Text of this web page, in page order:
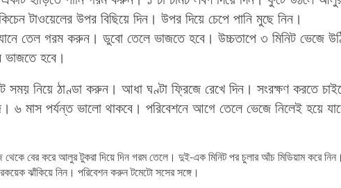
টাওয়েলের উপর বিছিয়ে দিন। উপর দিয়ে চেপে পানি মুছে নিন।
তেল গরম করুন। ডুবো তেলে ভাজতে হবে। উচ্চতাপে ৩ মিনিট ভেজে
হবে।
সময় নিয়ে ঠাণ্ডা করুন। আধা ঘণ্টা ফ্রিজে রেখে দিন। সংরক্ষণ করতে
৬ মাস পর্যন্ত ভালো থাকবে। পরিবেশনে আগে তেলে ভেজে নিলেই হয়ে
বের করে আলুর টুকরা দিয়ে দিন গরম তেলে। দুই-এক মিনিট পর চুলার আঁচ মিডিয়াম করে
ঝাঁকিয়ে নিন। পরিবেশন করুন টমেটো সসের সঙ্গে।